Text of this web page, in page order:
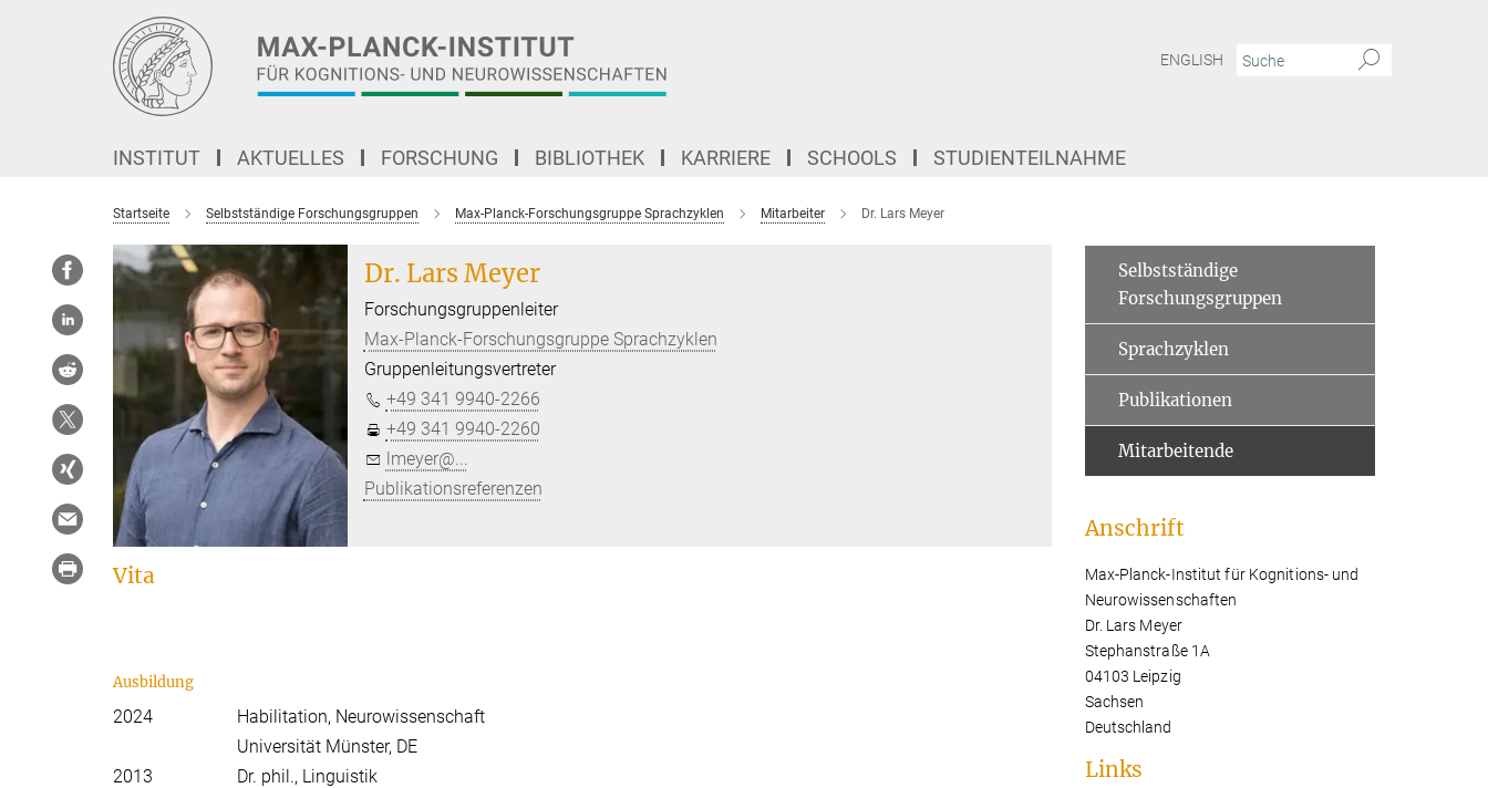
ENGLISH
INSTITUT AKTUELLES FORSCHUNG BIBLIOTHEK KARRIERE SCHOOLS STUDIENTEILNAHME
Startseite Selbstständige Forschungsgruppen Max-Planck-Forschungsgruppe Sprachzyklen Mitarbeiter Dr. Lars Meyer
Dr. Lars Meyer
Forschungsgruppenleiter
Max-Planck-Forschungsgruppe Sprachzyklen
Gruppenleitungsvertreter
+49 341 9940-2266
+49 341 9940-2260
lmeyer@...
Publikationsreferenzen
Vita
Ausbildung
2024
Habilitation, Neurowissenschaft
Universität Münster, DE
2013
Dr. phil., Linguistik
Selbstständige
Forschungsgruppen
Sprachzyklen
Publikationen
Mitarbeitende
Anschrift
Max-Planck-Institut für Kognitions- und
Neurowissenschaften
Dr. Lars Meyer
Stephanstraße 1A
04103 Leipzig
Sachsen
Deutschland
Links